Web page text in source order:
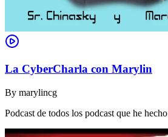
La CyberCharla con Marylin
By marylincg
Podcast de todos los podcast que he